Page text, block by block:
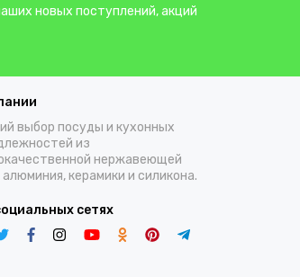
новых поступлений, акций
выбор посуды и кухонных
из
нержавеющей
алюминия, керамики и силикона.
сетях